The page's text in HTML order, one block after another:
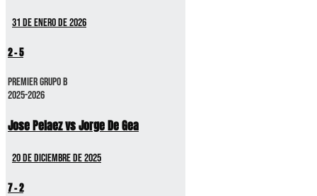
31 de enero de 2026
2-5
Premier GRUPO B
2025-2026
Jose Pelaez vs Jorge De Gea
20 de diciembre de 2025
7-2